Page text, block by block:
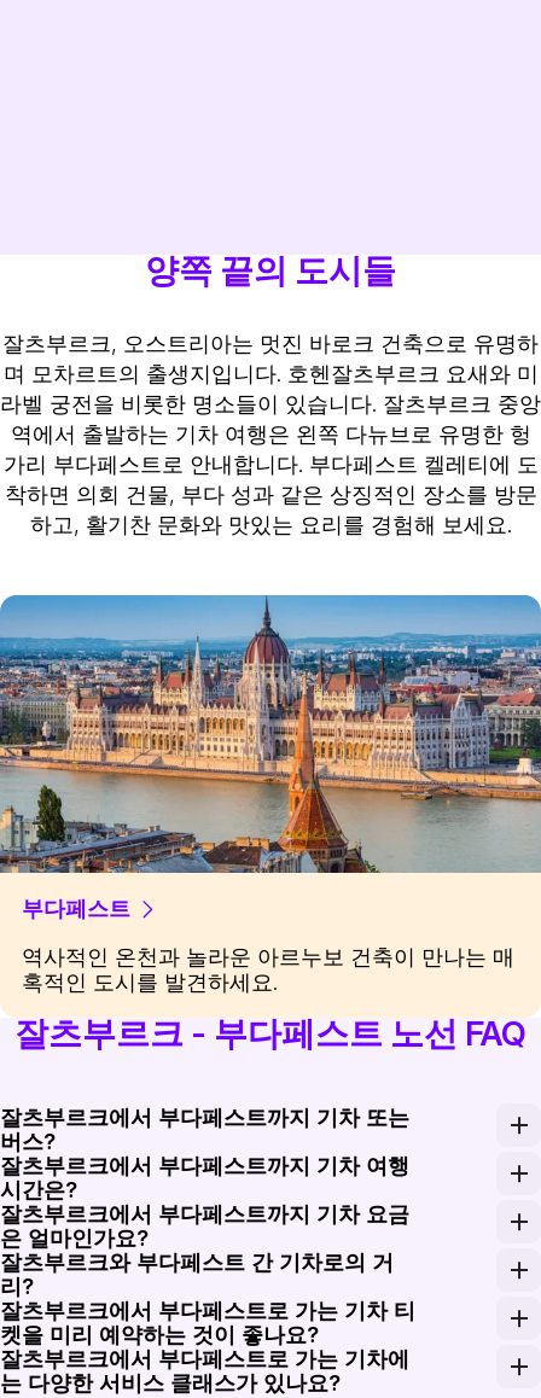
양쪽 끝의 도시들
잘츠부르크, 오스트리아는 멋진 바로크 건축으로 유명하
며 모차르트의 출생지입니다. 호헨잘츠부르크 요새와 미
라벨 궁전을 비롯한 명소들이 있습니다. 잘츠부르크 중앙
역에서 출발하는 기차 여행은 왼쪽 다뉴브로 유명한 헝
가리 부다페스트로 안내합니다. 부다페스트 켈레티에 도
착하면 의회 건물, 부다 성과 같은 상징적인 장소를 방문
하고, 활기찬 문화와 맛있는 요리를 경험해 보세요.
부다페스트
역사적인 온천과 놀라운 아르누보 건축이 만나는 매
혹적인 도시를 발견하세요.
잘츠부르크 - 부다페스트 노선 FAQ
잘츠부르크에서 부다페스트까지 기차 또는
버스?
버스가 더 저렴할 수 있지만, 기차는 더 빠른 이동 시간
잘츠부르크에서 부다페스트까지 기차 여행
시간은?
잘츠부르크에서 부다페스트까지의 기차 여행은 일반
잘츠부르크에서 부다페스트까지 기차 요금
은 얼마인가요?
잘츠부르크에서 부다페스트까지 기차의 일반석 티켓
잘츠부르크와 부다페스트 간 기차로의 거
리?
직행 기차 노선은 잘츠부르크에서 부다페스트까지 약
잘츠부르크에서 부다페스트로 가는 기차 티
켓을 미리 예약하는 것이 좋나요?
네, 특히 성수기에는 잘츠부르크에서 부다페스트로 여
잘츠부르크에서 부다페스트로 가는 기차에
는 다양한 서비스 클래스가 있나요?